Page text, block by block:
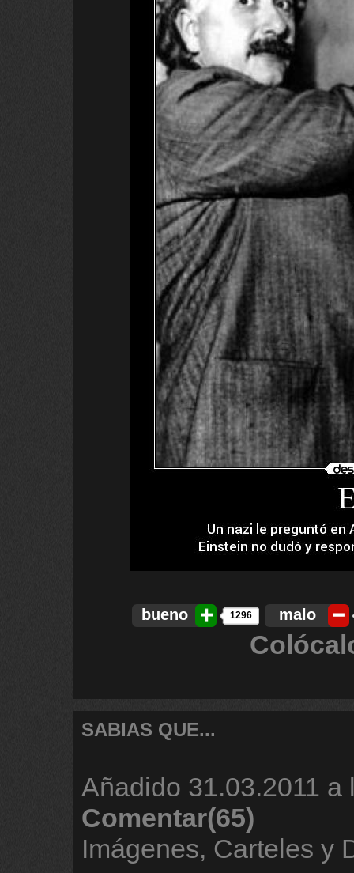
bueno 1296 malo
SABIAS QUE...
Añadido 31.03.2011 a
Comentar(65)
Imágenes, Carteles y